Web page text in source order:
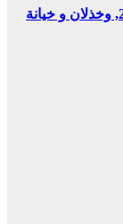
في مرثية لصدام حسين , بتاريخ 30 ديسمبر 2006, وخذلان و خيانة